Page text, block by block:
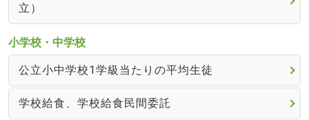
立）
小学校・中学校
公立小中学校1学級当たりの平均生徒
学校給食、学校給食民間委託